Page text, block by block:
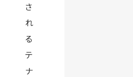
さ
れ
る
テ
ナ